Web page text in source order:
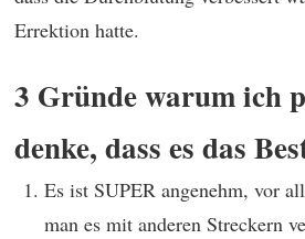
Errektion hatte.
3 Gründe warum ich
denke, dass es das
Es ist SUPER angenehm, vor
man es mit anderen Streckern